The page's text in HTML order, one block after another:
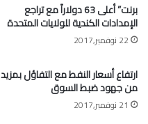
برنت” أعلى 63 دولاراً مع تراجع
الإمدادات الكندية للولايات المتحدة
22 نوفمبر,2017
ارتفاع أسعار النفط مع التفاؤل بمزيد
من جهود ضبط السوق
21 نوفمبر,2017